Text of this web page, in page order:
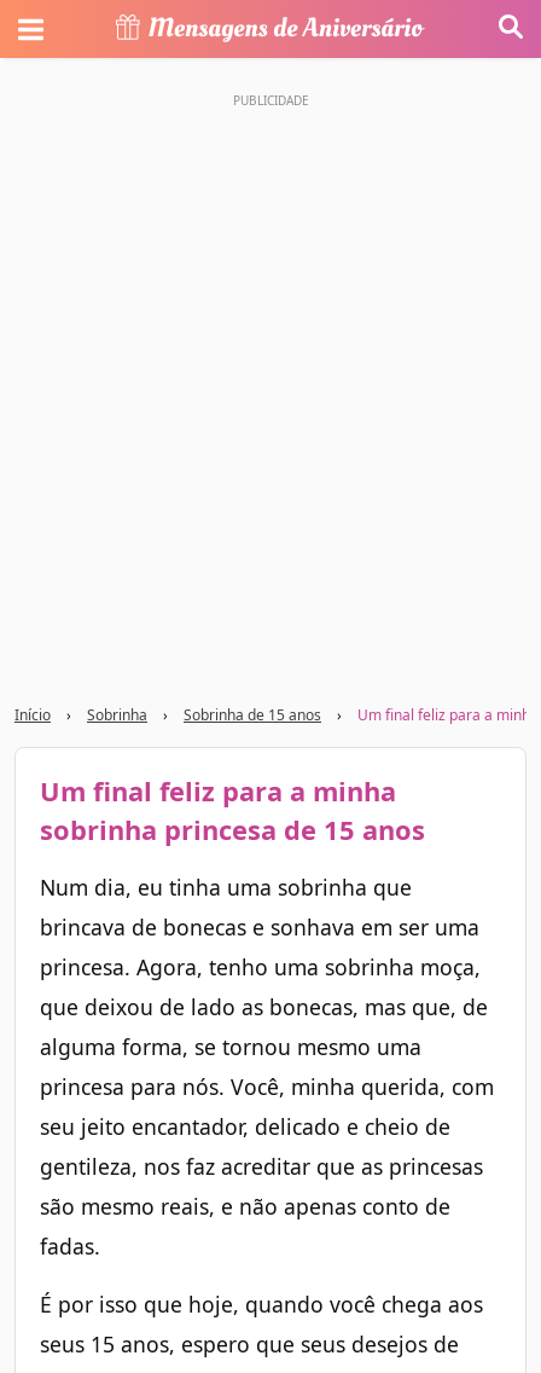
Início › Sobrinha › Sobrinha de 15 anos › Um final feliz para a
Um final feliz para a minha
sobrinha princesa de 15 anos
Num dia, eu tinha uma sobrinha que
brincava de bonecas e sonhava em ser uma
princesa. Agora, tenho uma sobrinha moça,
que deixou de lado as bonecas, mas que, de
alguma forma, se tornou mesmo uma
princesa para nós. Você, minha querida, com
seu jeito encantador, delicado e cheio de
gentileza, nos faz acreditar que as princesas
são mesmo reais, e não apenas conto de
fadas.
É por isso que hoje, quando você chega aos
seus 15 anos, espero que seus desejos de